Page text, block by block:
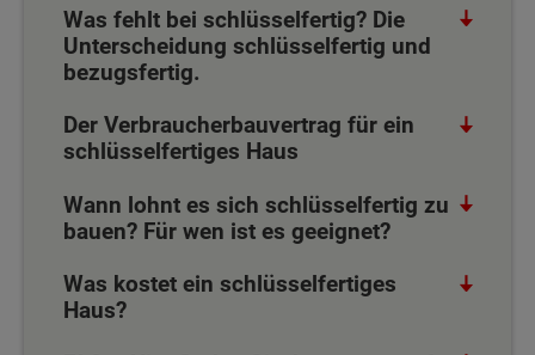
Was fehlt bei schlüsselfertig? Die
Unterscheidung schlüsselfertig und
bezugsfertig.
Der Verbraucherbauvertrag für ein
schlüsselfertiges Haus
Wann lohnt es sich schlüsselfertig zu
bauen? Für wen ist es geeignet?
Was kostet ein schlüsselfertiges
Haus?